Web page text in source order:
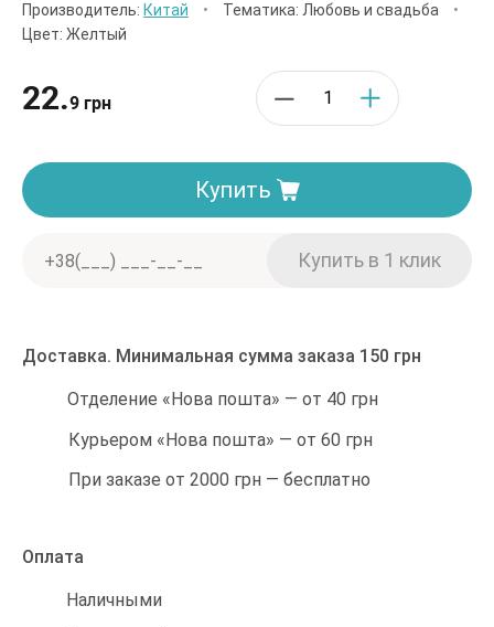
Производитель: Китай • Тематика: Любовь и свадьба
•
Цвет: Желтый
22.9 грн
Купить
Доставка. Минимальная сумма заказа 150 грн
Отделение «Нова пошта» — от 40 грн
Курьером «Нова пошта» — от 60 грн
При заказе от 2000 грн — бесплатно
Оплата
Наличными